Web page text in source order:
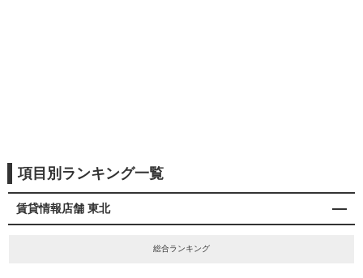
項目別ランキング一覧
賃貸情報店舗 東北
総合ランキング